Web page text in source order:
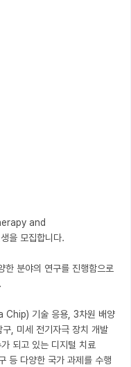
and
을 모집합니다.
한 분야의 연구를 진행함으로
Chip) 기술 응용, 3차원 배양
, 미세 전기자극 장치 개발
되고 있는 디지털 치료
다양한 국가 과제를 수행